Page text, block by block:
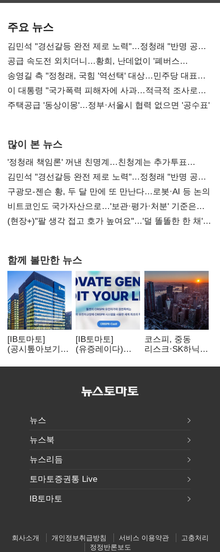
주요 뉴스
김민석 "경선갈등 완전 제로 노력"…정청래 "반명 공세
사과부터"
공급 속도전 외치더니…황희, 난데없이 '폐버스
리모델링' 제안
송영길 측 "정청래, 국힘 '역선택' 대상…민주당 대표로
총선 지휘 못해"
이 대통령 "국가폭력 피해자에 사과…적극적 조사로
진실 밝혀야"
주택공급 '동상이몽'…정부·서울시 협력 없으면 '공수표'
많이 본 뉴스
'정청래 책임론' 꺼낸 친명계…친청계는 추가투표
때리기
김민석 "경선갈등 완전 제로 노력"…정청래 "반명 공세
사과부터"
구광모-젠슨 황, 두 달 만에 또 만난다…로봇·AI 등 논의
비트코인도 국가자산으로…'보관·평가·처분' 기준은
숙제
(현장+)"팔 생각 접고 호가 높여요"…'덜 똘똘한 한 채'
함께 볼만한 뉴스
[IB토마토]
(공시톺아보기)
바로 매출로
[IB토마토]
(유증레이다)
3분의 1 토막…
비용부터 챙긴다
코스피, 중동
리스크·SK하닉
뒷걸음
뉴스
뉴스북
뉴스리듬
토마토증권통 Live
IB토마토
회사소개 개인정보취급방침 서비스 이용약관
고충처리
정정반론보도